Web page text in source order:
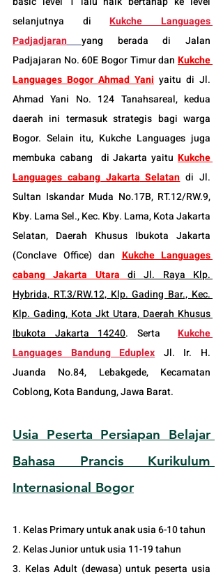
selanjutnya di Kukche Languages
Padjadjaran
yang berada di Jalan
Padjajaran No. 60E Bogor Timur dan Kukche
Languages Bogor Ahmad Yani yaitu di Jl.
Ahmad Yani No. 124 Tanahsareal, kedua
daerah ini termasuk strategis bagi warga
Bogor. Selain itu, Kukche Languages juga
membuka cabang  di Jakarta yaitu Kukche
Languages cabang Jakarta Selatan di Jl.
Sultan Iskandar Muda No.17B, RT.12/RW.9,
Kby. Lama Sel., Kec. Kby. Lama, Kota Jakarta
Selatan, Daerah Khusus Ibukota Jakarta
(Conclave Office) dan Kukche Languages
cabang Jakarta Utara di Jl. Raya Klp.
Hybrida, RT.3/RW.12, Klp. Gading Bar., Kec.
Klp. Gading, Kota Jkt Utara, Daerah Khusus
Ibukota Jakarta 14240. Serta Kukche
Languages Bandung Eduplex Jl. Ir. H.
Juanda No.84, Lebakgede, Kecamatan
Coblong, Kota Bandung, Jawa Barat.
Usia Peserta Persiapan Belajar
Bahasa Prancis Kurikulum
Internasional Bogor
1. Kelas Primary untuk anak usia 6-10 tahun
2. Kelas Junior untuk usia 11-19 tahun
3. Kelas Adult (dewasa) untuk peserta usia